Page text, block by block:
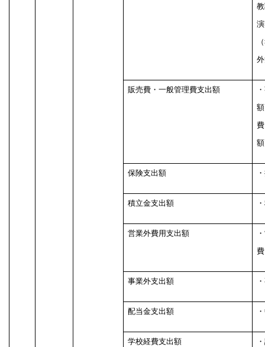
販売費・一般管理費支出額
額
保険支出額
積立金支出額
営業外費用支出額
費
事業外支出額
配当金支出額
学校経費支出額